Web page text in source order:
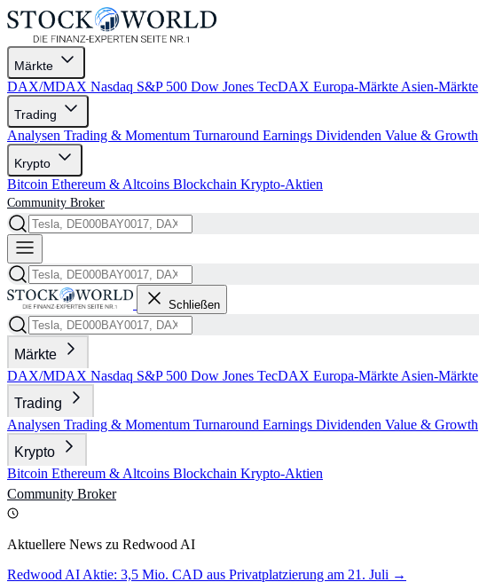
Märkte
DAX/MDAX Nasdaq S&P 500 Dow Jones TecDAX Europa-Märkte Asien-Märkte
Trading
Analysen Trading & Momentum Turnaround Earnings Dividenden Value & Growth
Krypto
Bitcoin Ethereum & Altcoins Blockchain Krypto-Aktien
Community Broker
Schließen
Märkte
DAX/MDAX Nasdaq S&P 500 Dow Jones TecDAX Europa-Märkte Asien-Märkte
Trading
Analysen Trading & Momentum Turnaround Earnings Dividenden Value & Growth
Krypto
Bitcoin Ethereum & Altcoins Blockchain Krypto-Aktien
Community Broker
Aktuellere News zu Redwood AI
Redwood AI Aktie: 3,5 Mio. CAD aus Privatplatzierung am 21. Juli →